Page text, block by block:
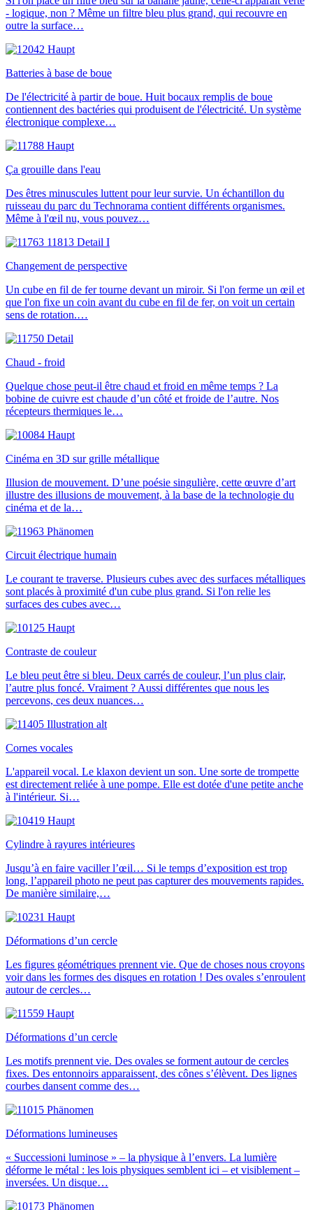
- logique, non ? Même un filtre bleu plus grand, qui recouvre en
outre la surface…
Batteries à base de boue
De l'électricité à partir de boue. Huit bocaux remplis de boue
contiennent des bactéries qui produisent de l'électricité. Un système
électronique complexe…
Ça grouille dans l'eau
Des êtres minuscules luttent pour leur survie. Un échantillon du
ruisseau du parc du Technorama contient différents organismes.
Même à l'œil nu, vous pouvez…
Changement de perspective
Un cube en fil de fer tourne devant un miroir. Si l'on ferme un œil et
que l'on fixe un coin avant du cube en fil de fer, on voit un certain
sens de rotation.…
Chaud - froid
Quelque chose peut-il être chaud et froid en même temps ? La
bobine de cuivre est chaude d’un côté et froide de l’autre. Nos
récepteurs thermiques le…
Cinéma en 3D sur grille métallique
Illusion de mouvement. D’une poésie singulière, cette œuvre d’art
illustre des illusions de mouvement, à la base de la technologie du
cinéma et de la…
Circuit électrique humain
Le courant te traverse. Plusieurs cubes avec des surfaces métalliques
sont placés à proximité d'un cube plus grand. Si l'on relie les
surfaces des cubes avec…
Contraste de couleur
Le bleu peut être si bleu. Deux carrés de couleur, l’un plus clair,
l’autre plus foncé. Vraiment ? Aussi différentes que nous les
percevons, ces deux nuances…
Cornes vocales
L'appareil vocal. Le klaxon devient un son. Une sorte de trompette
est directement reliée à une pompe. Elle est dotée d'une petite anche
à l'intérieur. Si…
Cylindre à rayures intérieures
Jusqu’à en faire vaciller l’œil… Si le temps d’exposition est trop
long, l’appareil photo ne peut pas capturer des mouvements rapides.
De manière similaire,…
Déformations d’un cercle
Les figures géométriques prennent vie. Que de choses nous croyons
voir dans les formes des disques en rotation ! Des ovales s’enroulent
autour de cercles…
Déformations d’un cercle
Les motifs prennent vie. Des ovales se forment autour de cercles
fixes. Des entonnoirs apparaissent, des cônes s’élèvent. Des lignes
courbes dansent comme des…
Déformations lumineuses
« Successioni luminose » – la physique à l’envers. La lumière
déforme le métal : les lois physiques semblent ici – et visiblement –
inversées. Un disque…